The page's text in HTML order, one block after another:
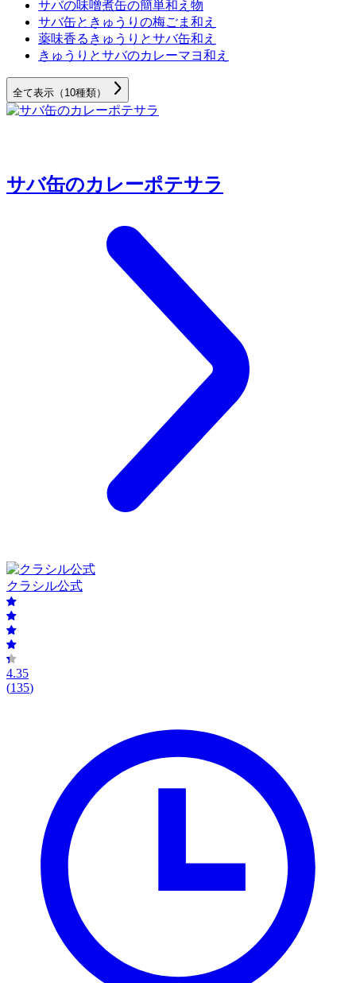
サバの味噌煮缶の簡単和え物
サバ缶ときゅうりの梅ごま和え
薬味香るきゅうりとサバ缶和え
きゅうりとサバのカレーマヨ和え
全て表示（10種類）
サバ缶のカレーポテサラ
クラシル公式
4.35
(135)